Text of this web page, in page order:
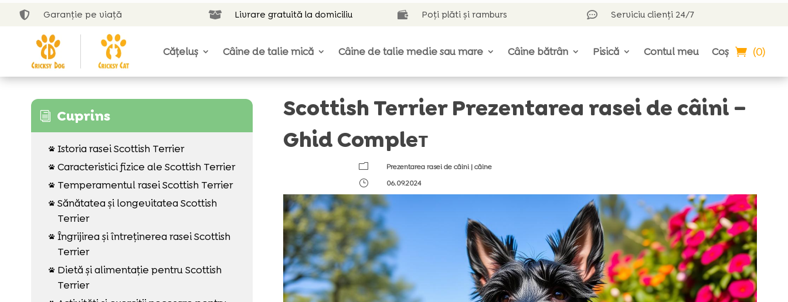
 Garanție pe viață  Livrare gratuită la domiciliu  Poți plăti și ramburs  Serviciu clienți 24/7
Cățeluș Câine de talie mică Câine de talie medie sau mare Câine bătrân Pisică Contul meu Coș (0)
i Cuprins
 Istoria rasei Scottish Terrier
 Caracteristici fizice ale Scottish Terrier
 Temperamentul rasei Scottish Terrier
 Sănătatea și longevitatea Scottish
Terrier
 Îngrijirea și întreținerea rasei Scottish
Terrier

Dietă și alimentație pentru Scottish
Terrier
Scottish Terrier Prezentarea rasei de câini –
Ghid Compleт
m Prezentarea rasei de câini|câine
}
06.09.2024